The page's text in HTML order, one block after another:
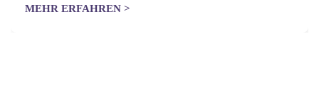
MEHR ERFAHREN >